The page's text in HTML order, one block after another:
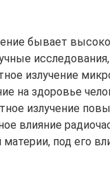
бывает
излучение
на здоровье
излучение
влияние
под его